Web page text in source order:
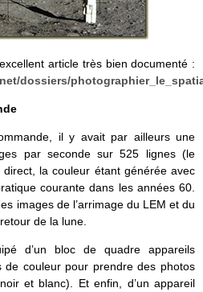
article très bien documenté :
dossiers/
il y avait par ailleurs une
par seconde sur 525 lignes (le
direct, la couleur étant générée avec
courante dans les années 60.
images de l’arrimage du LEM et du
de la lune.
d’un bloc de quadre appareils
de couleur pour prendre des photos
et blanc). Et enfin, d’un appareil